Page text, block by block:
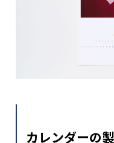
カレンダーの